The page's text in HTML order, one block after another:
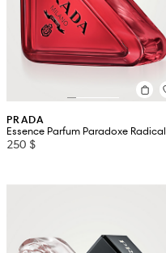
PRADA
Essence Parfum Paradoxe Radical
250 $